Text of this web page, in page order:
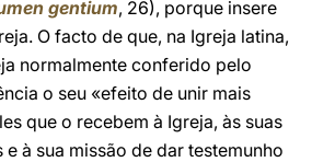
gentium, 26), porque insere
O facto de que, na Igreja latina,
normalmente conferido pelo
o seu «efeito de unir mais
que o recebem à Igreja, às suas
à sua missão de dar testemunho